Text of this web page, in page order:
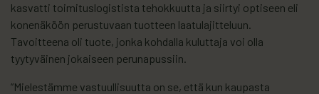
kasvatti toimituslogistista tehokkuutta ja siirtyi optiseen eli
konenäköön perustuvaan tuotteen laatulajitteluun.
Tavoitteena oli tuote, jonka kohdalla kuluttaja voi olla
tyytyväinen jokaiseen perunapussiin.
”Mielestämme vastuullisuutta on se, että kun kaupasta